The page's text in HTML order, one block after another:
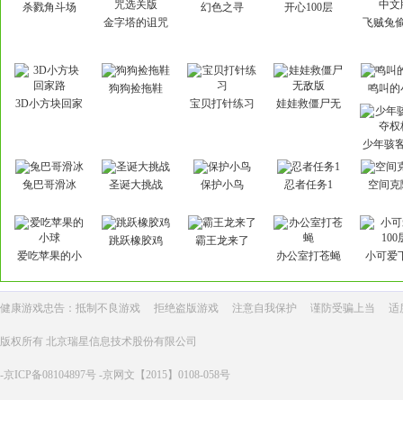
杀戮角斗场
金字塔的诅咒
幻色之寻
开心100层
飞贼兔
3D小方块回家
狗狗捡拖鞋
宝贝打针练习
娃娃救僵尸无
鸣叫的
少年骇
兔巴哥滑冰 圣诞大挑战 保护小鸟 忍者任务1 空间克
爱吃苹果的小
跳跃橡胶鸡
霸王龙来了
办公室打苍蝇
小可爱
健康游戏忠告：抵制不良游戏 拒绝盗版游戏 注意自我保护 谨防受骗上当 适
版权所有 北京瑞星信息技术股份有限公司
-京ICP备08104897号 -京网文【2015】0108-058号